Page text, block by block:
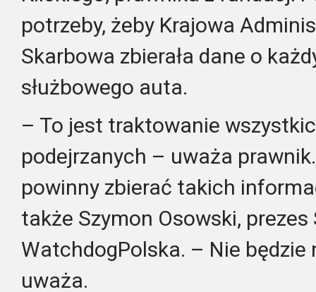
potrzeby, żeby Krajowa
Skarbowa zbierała dane o
służbowego auta.
– To jest traktowanie
podejrzanych – uważa
powinny zbierać takich
także Szymon Osowski,
WatchdogPolska. – Nie
uważa.